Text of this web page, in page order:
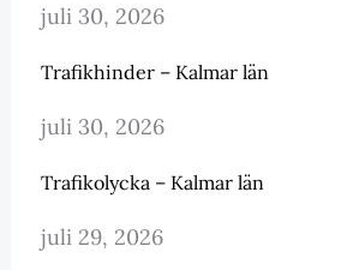
juli 30, 2026
Trafikhinder – Kalmar län
juli 30, 2026
Trafikolycka – Kalmar län
juli 29, 2026